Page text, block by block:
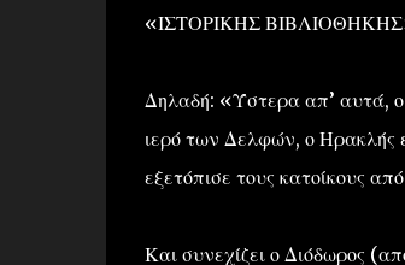
«ΙΣΤΟΡΙΚΗΣ ΒΙΒΛΙΟΘΗΚΗΣ»
Δηλαδή: «Ύστερα απ’ αυτά,
ιερό των Δελφών, ο Ηρακλής
εξετόπισε τους κατοίκους
Και συνεχίζει ο Διόδωρος